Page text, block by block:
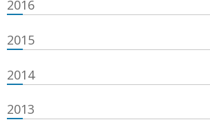
2016
2015
2014
2013